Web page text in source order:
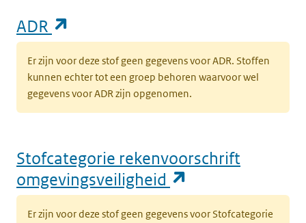
ADR
Er zijn voor deze stof geen gegevens voor ADR. Stoffen
kunnen echter tot een groep behoren waarvoor wel
gegevens voor ADR zijn opgenomen.
Stofcategorie rekenvoorschrift
omgevingsveiligheid
Er zijn voor deze stof geen gegevens voor Stofcategorie